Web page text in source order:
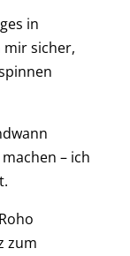
in
sicher,
– ich
zum